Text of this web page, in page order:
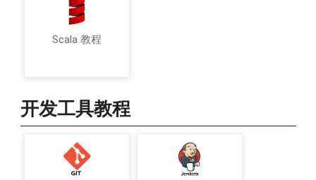
Scala 教程
开发工具教程